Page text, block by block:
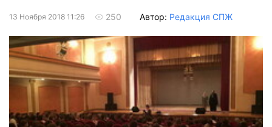
13 Ноября 2018 11:26 250 Автор: Редакция СПЖ